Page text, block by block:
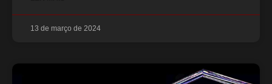
13 de março de 2024